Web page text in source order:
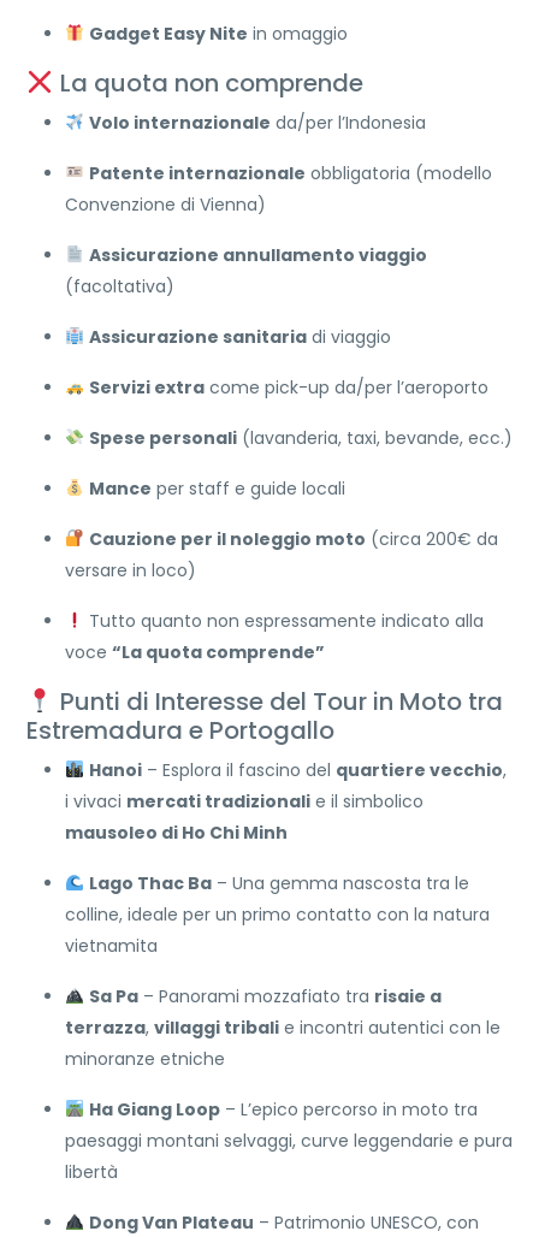
Gadget Easy Nite in omaggio
La quota non comprende
Volo internazionale da/per l’Indonesia
Patente internazionale obbligatoria (modello
Convenzione di Vienna)
Assicurazione annullamento viaggio
(facoltativa)
Assicurazione sanitariadi viaggio
Servizi extracome pick-up da/per l’aeroporto
Spese personali(lavanderia, taxi, bevande, ecc.)
Mance per staff e guide locali
Cauzione per il noleggio moto (circa 200€ da
versare in loco)
Tutto quanto non espressamente indicato alla
voce “La quota comprende”
Punti di Interesse del Tour in Moto tra
Estremadura e Portogallo
Hanoi– Esplora il fascino del quartiere vecchio,
i vivaci mercati tradizionali e il simbolico
mausoleo di Ho Chi Minh
Lago Thac Ba– Una gemma nascosta tra le
colline, ideale per un primo contatto con la natura
vietnamita
Sa Pa– Panorami mozzafiato tra risaie a
terrazza, villaggi tribali e incontri autentici con le
minoranze etniche
Ha Giang Loop– L’epico percorso in moto tra
paesaggi montani selvaggi, curve leggendarie e pura
libertà
Dong Van Plateau – Patrimonio UNESCO, con